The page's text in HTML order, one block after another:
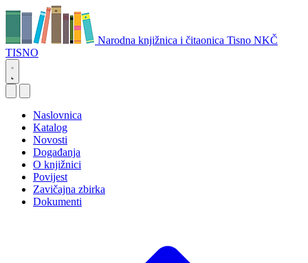
Narodna knjižnica i čitaonica Tisno NKČ
TISNO
Naslovnica
Katalog
Novosti
Događanja
O knjižnici
Povijest
Zavičajna zbirka
Dokumenti